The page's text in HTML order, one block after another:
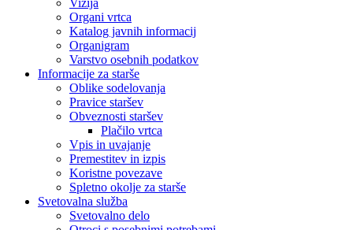
Organi vrtca
Katalog javnih informacij
Organigram
Varstvo osebnih podatkov
Informacije za starše
Oblike sodelovanja
Pravice staršev
Obveznosti staršev
Plačilo vrtca
Vpis in uvajanje
Premestitev in izpis
Koristne povezave
Spletno okolje za starše
Svetovalna služba
Svetovalno delo